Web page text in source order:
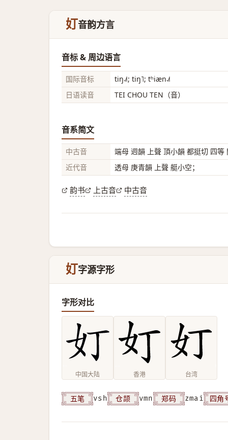
奵音韵方言
音标 & 周边语言
国际音标
tiŋ˨˩˦; tiŋ˥; tʰiæn˨˩˦
日语读音
TEI CHOU TEN（音）
音系简文
中古音
端母 迥韻 上聲 頂小韻 都挺切 四等
近代音
透母 庚青韻 上聲 艇小空；
韵书 上古音 中古音
奵字源字形
字形对比
中国大陆 香港 台湾
五笔 vsh 仓颉 vmn 郑码 zmai 四角